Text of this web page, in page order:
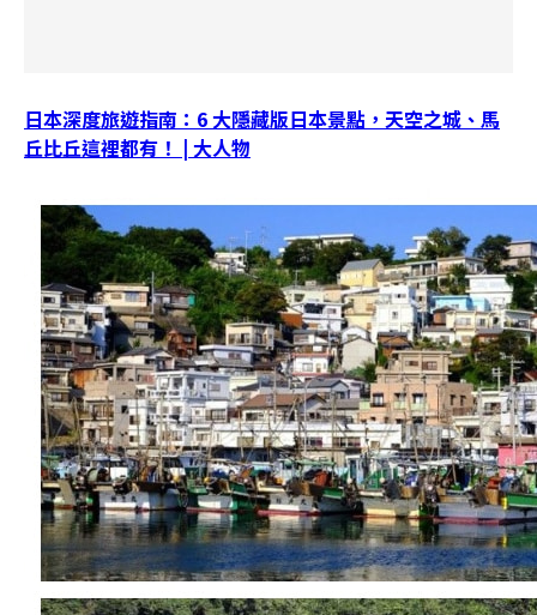
日本深度旅遊指南：6 大隱藏版日本景點，天空之城、馬
丘比丘這裡都有！ | 大人物